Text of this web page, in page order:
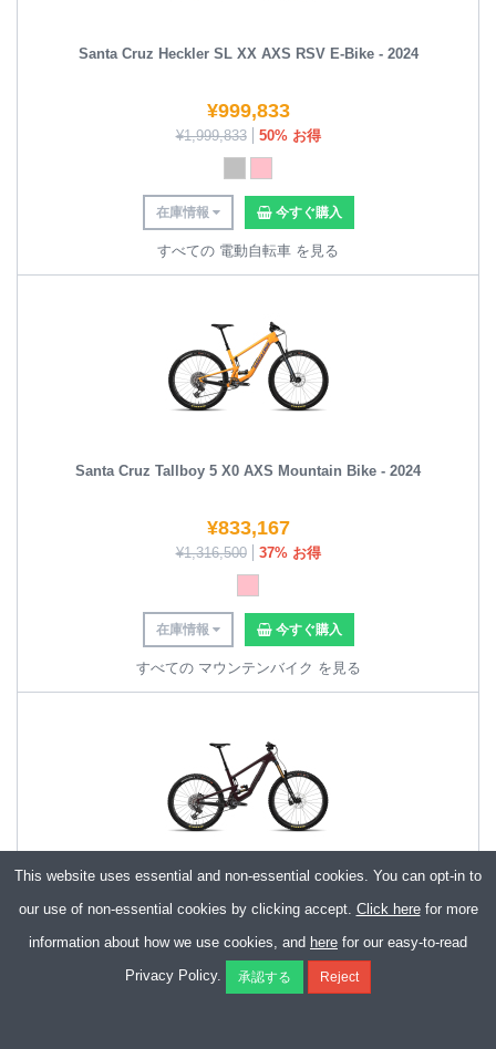
Santa Cruz Heckler SL XX AXS RSV E-Bike - 2024
¥999,833
¥1,999,833 50% お得
在庫情報 今すぐ購入
すべての 電動自転車 を見る
Santa Cruz Tallboy 5 X0 AXS Mountain Bike - 2024
¥833,167
¥1,316,500 37% お得
在庫情報 今すぐ購入
すべての マウンテンバイク を見る
Santa Cruz Nomad 6 CC MX X0 AXS Mountain Bike - 2025
¥1,012,500
¥1,349,833 25% お得
This website uses essential and non-essential cookies. You can opt-in to
our use of non-essential cookies by clicking accept. Click herefor more
information about how we use cookies, and here for our easy-to-read
Privacy Policy.